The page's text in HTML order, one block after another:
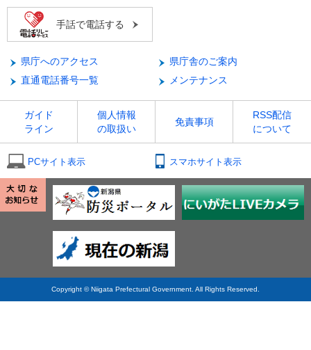
手話で電話する
県庁へのアクセス
県庁舎のご案内
直通電話番号一覧
メンテナンス
ガイド
ライン
個人情報
の取扱い
免責事項
RSS配信
について
PCサイト表示 スマホサイト表示
Copyright © Niigata Prefectural Government. All Rights Reserved.